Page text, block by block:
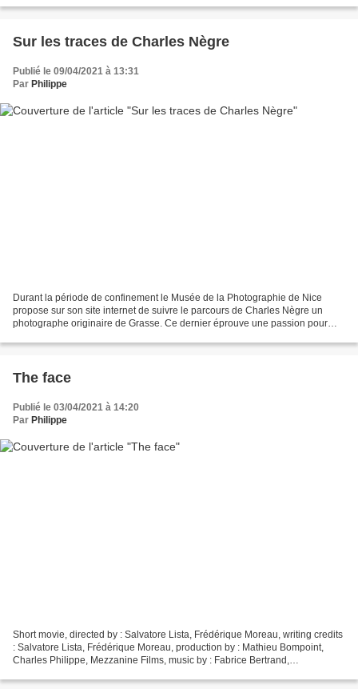
Sur les traces de Charles Nègre
Publié le 09/04/2021 à 13:31
Par Philippe
Durant la période de confinement le Musée de la Photographie de Nice
propose sur son site internet de suivre le parcours de Charles Nègre un
photographe originaire de Grasse. Ce dernier éprouve une passion pour
The face
Publié le 03/04/2021 à 14:20
Par Philippe
Short movie, directed by : Salvatore Lista, Frédérique Moreau, writing credits
: Salvatore Lista, Frédérique Moreau, production by : Mathieu Bompoint,
Charles Philippe, Mezzanine Films, music by : Fabrice Bertrand,